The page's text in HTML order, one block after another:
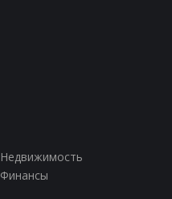
Недвижимость
Финансы